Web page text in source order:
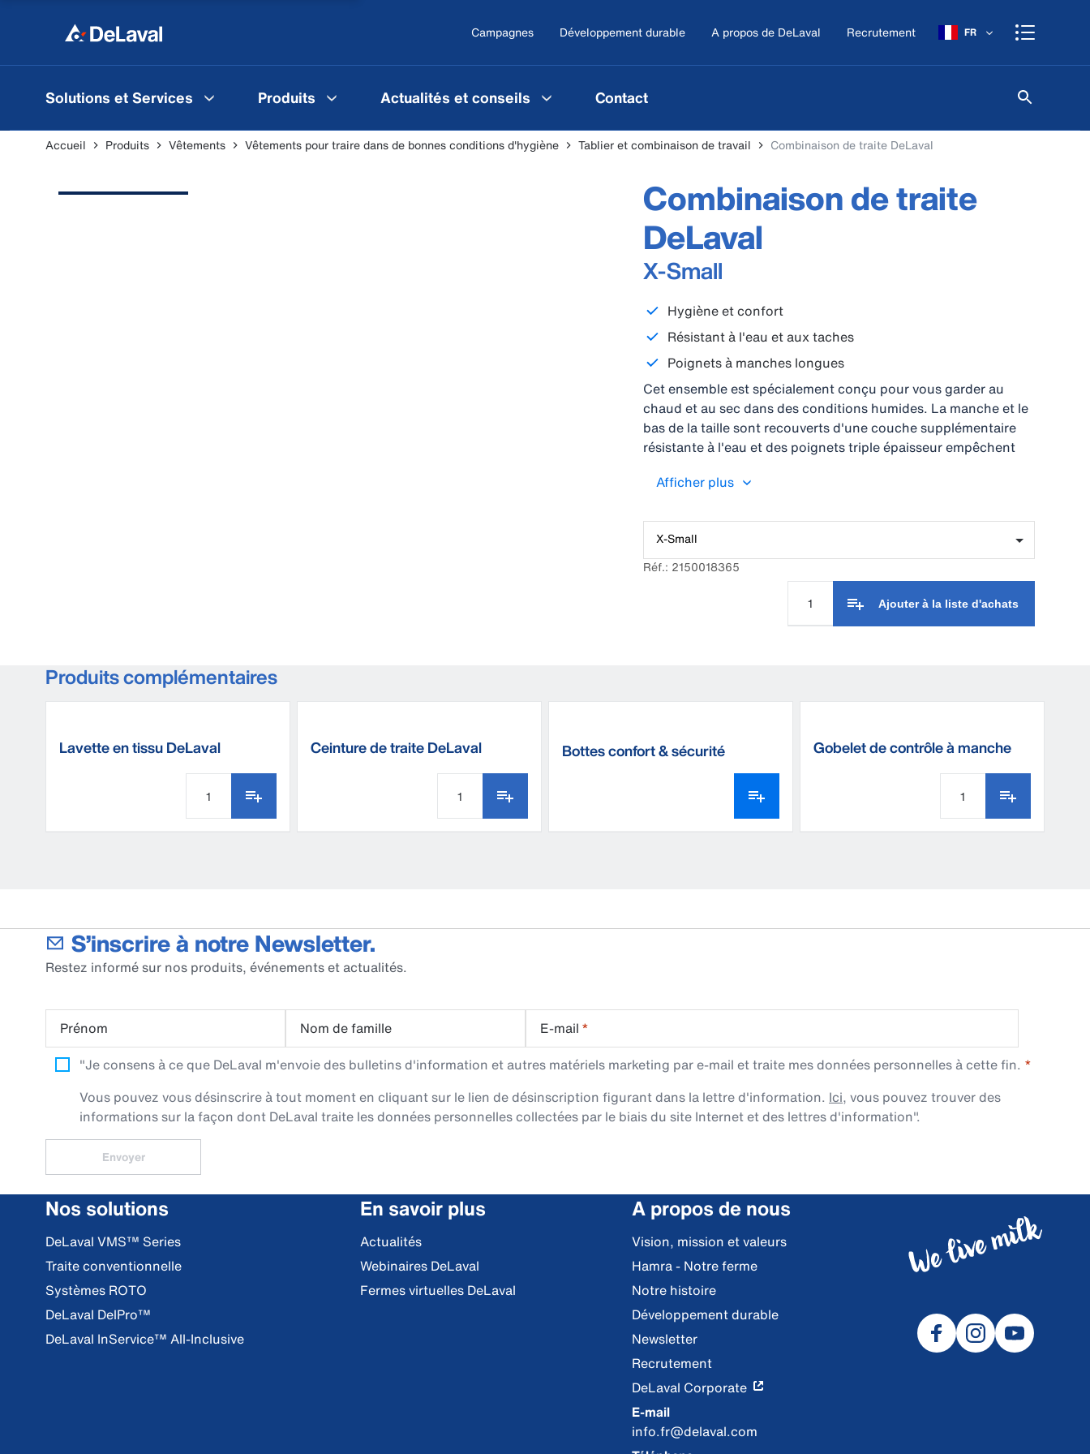
Campagnes Développement durable A propos de DeLaval Recrutement FR
Solutions et Services Produits Actualités et conseils Contact
Accueil Produits Vêtements Vêtements pour traire dans de bonnes conditions d'hygiène Tablier et combinaison de travail Combinaison de traite DeLaval
Combinaison de traite
DeLaval
X-Small
Hygiène et confort
Résistant à l'eau et aux taches
Poignets à manches longues
Cet ensemble est spécialement conçu pour vous garder au
chaud et au sec dans des conditions humides. La manche et le
bas de la taille sont recouverts d'une couche supplémentaire
résistante à l'eau et des poignets triple épaisseur empêchent
confortables et d'un dos élastique, cela offre le meilleur du
choisissez plus entre l’utile et l’agréable, cette combinaison allie
praticité et design.
Afficher plus
X-Small
Réf.: 2150018365
Ajouter à la liste d'achats
Produits complémentaires
Lavette en tissu DeLaval Ceinture de traite DeLaval
Bottes confort & sécurité
Gobelet de contrôle à manche
S’inscrire à notre Newsletter.
Restez informé sur nos produits, événements et actualités.
Prénom Nom de famille E-mail *
"Je consens à ce que DeLaval m'envoie des bulletins d'information et autres matériels marketing par e-mail et traite mes données personnelles à cette fin.
Vous pouvez vous désinscrire à tout moment en cliquant sur le lien de désinscription figurant dans la lettre d'information. Ici, vous pouvez trouver des
informations sur la façon dont DeLaval traite les données personnelles collectées par le biais du site Internet et des lettres d'information".
Envoyer
Nos solutions
DeLaval VMS™ Series
Traite conventionnelle
Systèmes ROTO
DeLaval DelPro™
DeLaval InService™ All-Inclusive
En savoir plus
Actualités
Webinaires DeLaval
Fermes virtuelles DeLaval
A propos de nous
Vision, mission et valeurs
Hamra - Notre ferme
Notre histoire
Développement durable
Newsletter
Recrutement
DeLaval Corporate
E-mail
info.fr@delaval.com